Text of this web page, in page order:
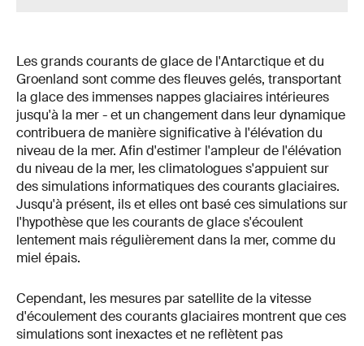
Les grands courants de glace de l'Antarctique et du
Groenland sont comme des fleuves gelés, transportant
la glace des immenses nappes glaciaires intérieures
jusqu'à la mer - et un changement dans leur dynamique
contribuera de manière significative à l'élévation du
niveau de la mer. Afin d'estimer l'ampleur de l'élévation
du niveau de la mer, les climatologues s'appuient sur
des simulations informatiques des courants glaciaires.
Jusqu'à présent, ils et elles ont basé ces simulations sur
l'hypothèse que les courants de glace s'écoulent
lentement mais régulièrement dans la mer, comme du
miel épais.
Cependant, les mesures par satellite de la vitesse
d'écoulement des courants glaciaires montrent que ces
simulations sont inexactes et ne reflètent pas